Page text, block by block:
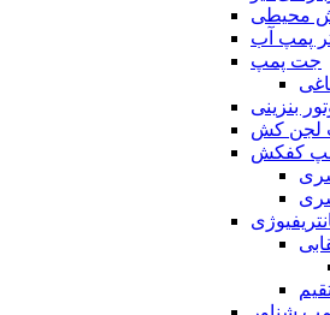
محیطی
پمپ آب
جت پمپ
بنزینی
لجن کش
کفکش